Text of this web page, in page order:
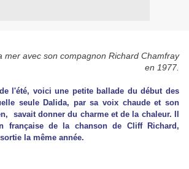
mer avec son compagnon Richard Chamfray
en 1977.
l'été, voici une petite ballade du début des
seule Dalida, par sa voix chaude et son
savait donner du charme et de la chaleur. Il
française de la chanson de Cliff Richard,
la même année.